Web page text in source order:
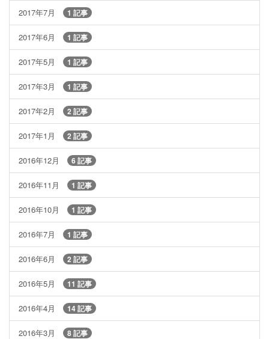
2017年7月 1 記事
2017年6月 1 記事
2017年5月 1 記事
2017年3月 1 記事
2017年2月 2 記事
2017年1月 2 記事
2016年12月 6 記事
2016年11月 1 記事
2016年10月 1 記事
2016年7月 1 記事
2016年6月 2 記事
2016年5月 11 記事
2016年4月 14 記事
2016年3月 8 記事